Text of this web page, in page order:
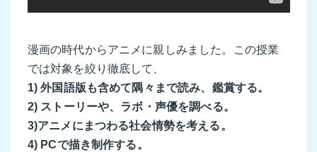
漫画の時代からアニメに親しみました。この授業
では対象を絞り徹底して、
1) 外国語版も含めて隅々まで読み、鑑賞する。
2) ストーリーや、ラボ・声優を調べる。
3)アニメにまつわる社会情勢を考える。
4) PCで描き制作する。